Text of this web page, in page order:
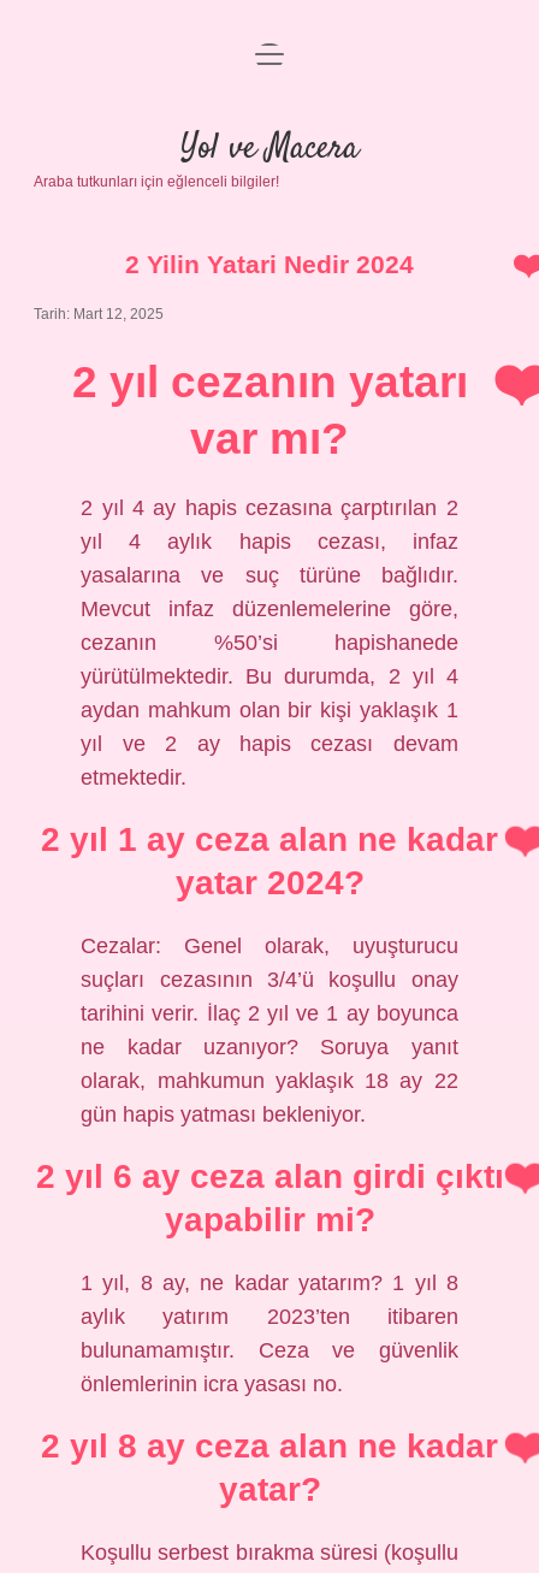
Anasayfa
Gizlilik Politikası
Yasal Uyarı
menüyü
Yol ve Macera
Araba tutkunları için eğlenceli bilgiler!
2 Yilin Yatari Nedir 2024
Tarih: Mart 12, 2025
2 yıl cezanın yatarı
var mı?
2 yıl 4 ay hapis cezasına çarptırılan 2
yıl 4 aylık hapis cezası, infaz
yasalarına ve suç türüne bağlıdır.
Mevcut infaz düzenlemelerine göre,
cezanın %50’si hapishanede
yürütülmektedir. Bu durumda, 2 yıl 4
aydan mahkum olan bir kişi yaklaşık 1
yıl ve 2 ay hapis cezası devam
etmektedir.
2 yıl 1 ay ceza alan ne kadar
yatar 2024?
Cezalar: Genel olarak, uyuşturucu
suçları cezasının 3/4’ü koşullu onay
tarihini verir. İlaç 2 yıl ve 1 ay boyunca
ne kadar uzanıyor? Soruya yanıt
olarak, mahkumun yaklaşık 18 ay 22
gün hapis yatması bekleniyor.
2 yıl 6 ay ceza alan girdi çıktı
yapabilir mi?
1 yıl, 8 ay, ne kadar yatarım? 1 yıl 8
aylık yatırım 2023’ten itibaren
bulunamamıştır. Ceza ve güvenlik
önlemlerinin icra yasası no.
2 yıl 8 ay ceza alan ne kadar
yatar?
Koşullu serbest bırakma süresi (koşullu